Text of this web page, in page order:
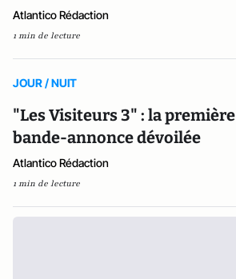
Atlantico Rédaction
1 min de lecture
JOUR / NUIT
"Les Visiteurs 3" : la première
bande-annonce dévoilée
Atlantico Rédaction
1 min de lecture